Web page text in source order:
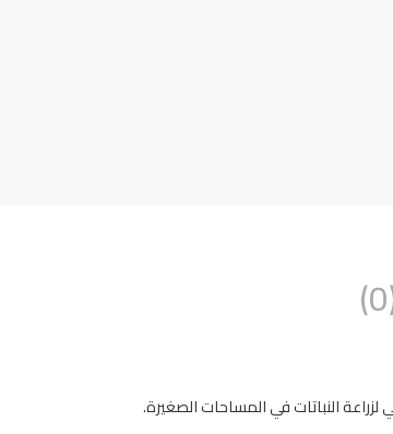
النباتات في المساحات الصغيرة.